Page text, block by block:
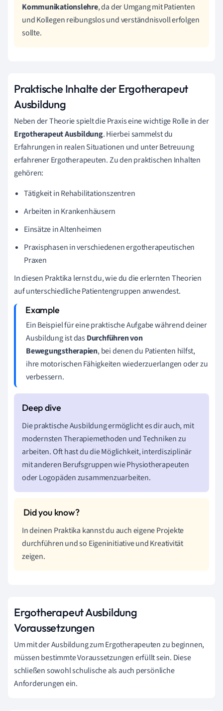
Kommunikationslehre, da der Umgang mit Patienten
und Kollegen reibungslos und verständnisvoll erfolgen
sollte.
Praktische Inhalte der Ergotherapeut
Ausbildung
Neben der Theorie spielt die Praxis eine wichtige Rolle in der
Ergotherapeut Ausbildung. Hierbei sammelst du
Erfahrungen in realen Situationen und unter Betreuung
erfahrener Ergotherapeuten. Zu den praktischen Inhalten
gehören:
Tätigkeit in Rehabilitationszentren
Arbeiten in Krankenhäusern
Einsätze in Altenheimen
Praxisphasen in verschiedenen ergotherapeutischen
Praxen
In diesen Praktika lernst du, wie du die erlernten Theorien
auf unterschiedliche Patientengruppen anwendest.
Ein Beispiel für eine praktische Aufgabe während deiner
Ausbildung ist dasDurchführen von
Bewegungstherapien, bei denen du Patienten hilfst,
ihre motorischen Fähigkeiten wiederzuerlangen oder zu
verbessern.
Die praktische Ausbildung ermöglicht es dir auch, mit
modernsten Therapiemethoden und Techniken zu
arbeiten. Oft hast du die Möglichkeit, interdisziplinär
mit anderen Berufsgruppen wie Physiotherapeuten
oder Logopäden zusammenzuarbeiten.
In deinen Praktika kannst du auch eigene Projekte
durchführen und so Eigeninitiative und Kreativität
zeigen.
Ergotherapeut Ausbildung
Voraussetzungen
Um mit der Ausbildung zum Ergotherapeuten zu beginnen,
müssen bestimmte Voraussetzungen erfüllt sein. Diese
schließen sowohl schulische als auch persönliche
Anforderungen ein.